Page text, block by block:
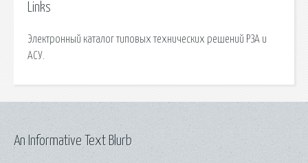
Links
Электронный каталог типовых технических решений РЗА и
АСУ.
An Informative Text Blurb